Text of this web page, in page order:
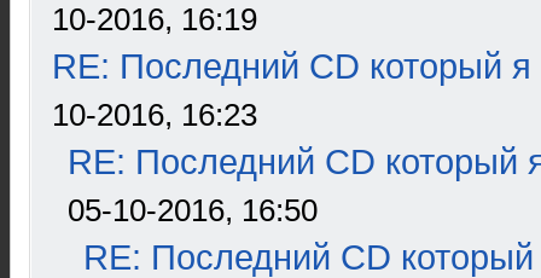
10-2016, 16:19
RE: Последний CD который я
10-2016, 16:23
RE: Последний CD который
05-10-2016, 16:50
RE: Последний CD который